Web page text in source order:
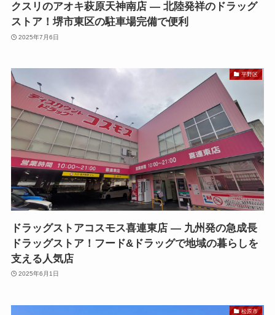
クスリのアオキ萩原天神南店 — 北陸発祥のドラッグ
ストア！堺市東区の駐車場完備で便利
2025年7月6日
平野区
ドラッグストアコスモス喜連東店 — 九州発の急成長
ドラッグストア！フード&ドラッグで地域の暮らしを
支える人気店
2025年6月1日
松原市